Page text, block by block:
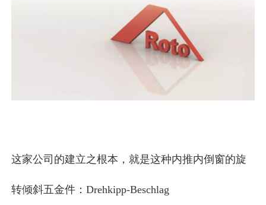
这家公司的建立之根本，就是这种内推内倒窗的旋
转倾斜五金件：Drehkipp-Beschlag